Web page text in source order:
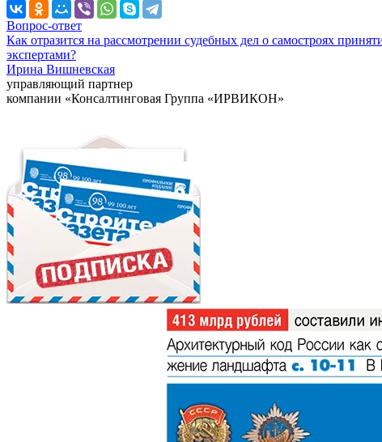
Вопрос-ответ
Как отразится на рассмотрении судебных дел о самостроях
экспертами?
Ирина Вишневская
управляющий партнер
компании «Консалтинговая Группа «ИРВИКОН»